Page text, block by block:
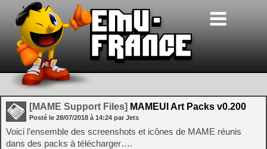
[MAME Support Files] MAMEUI Art Packs v0.200
Posté le 28/07/2018 à 14:24 par Jets
Voici l’ensemble des screenshots et icônes de MAME réunis
dans des packs à télécharger….